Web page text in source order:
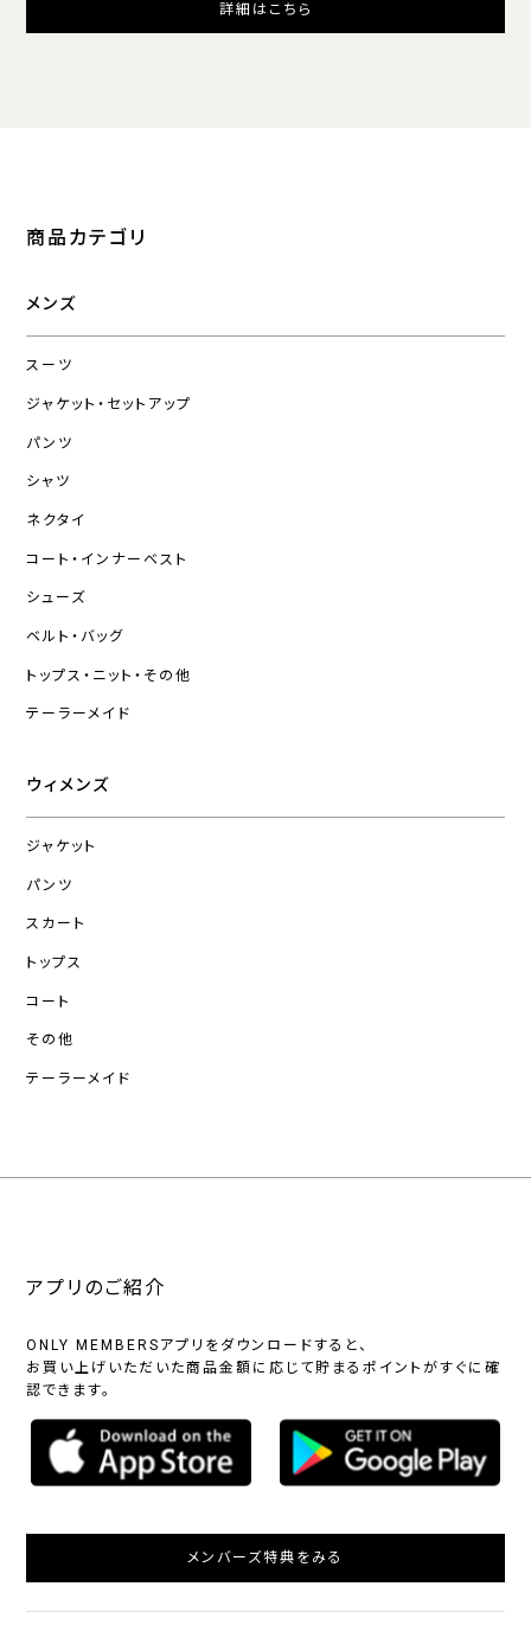
詳細はこちら
商品カテゴリ
メンズ
スーツ
ジャケット・セットアップ
パンツ
シャツ
ネクタイ
コート・インナーベスト
シューズ
ベルト・バッグ
トップス・ニット・その他
テーラーメイド
ウィメンズ
ジャケット
パンツ
スカート
トップス
コート
その他
テーラーメイド
アプリのご紹介
ONLY MEMBERSアプリをダウンロードすると、
お買い上げいただいた商品金額に応じて貯まるポイントがすぐに確
認できます。
メンバーズ特典をみる